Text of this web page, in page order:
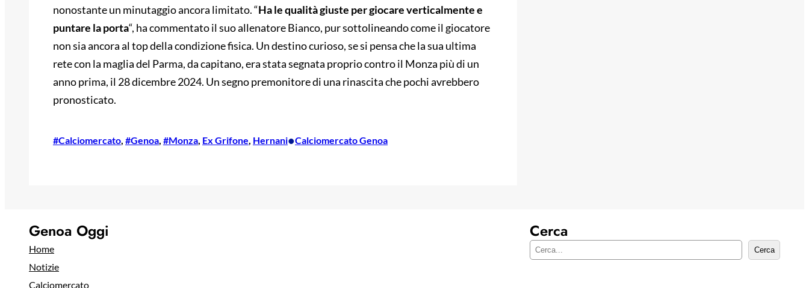
nonostante un minutaggio ancora limitato. “Ha le qualità giuste per giocare verticalmente e
puntare la porta“, ha commentato il suo allenatore Bianco, pur sottolineando come il giocatore
non sia ancora al top della condizione fisica. Un destino curioso, se si pensa che la sua ultima
rete con la maglia del Parma, da capitano, era stata segnata proprio contro il Monza più di un
anno prima, il 28 dicembre 2024. Un segno premonitore di una rinascita che pochi avrebbero
pronosticato.
#Calciomercato, #Genoa, #Monza, Ex Grifone, Hernani•Calciomercato Genoa
Genoa Oggi
Home
Notizie
Calciomercato
Cerca
C
Cerca